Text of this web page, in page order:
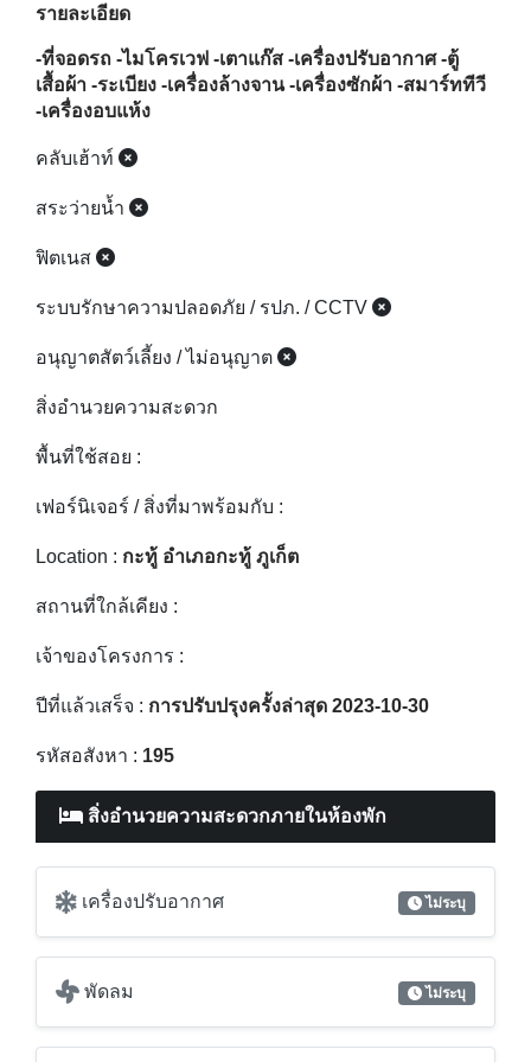
สระว่ายน้ำ
ฟิตเนส
ระบบรักษาความปลอดภัย / รปภ. / CCTV
อนุญาตสัตว์เลี้ยง / ไม่อนุญาต
สิ่งอำนวยความสะดวก
พื้นที่ใช้สอย :
เฟอร์นิเจอร์ / สิ่งที่มาพร้อมกับ :
Location : กะทู้ อำเภอกะทู้ ภูเก็ต
สถานที่ใกล้เคียง :
เจ้าของโครงการ :
ปีที่แล้วเสร็จ :การปรับปรุงครั้งล่าสุด 2023-10-30
รหัสอสังหา :195
สิ่งอำนวยความสะดวกภายในห้องพัก
เครื่องปรับอากาศ